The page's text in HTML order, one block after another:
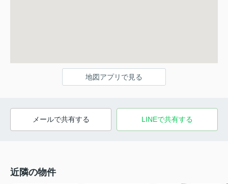
地図アプリで見る
メールで共有する LINEで共有する
近隣の物件